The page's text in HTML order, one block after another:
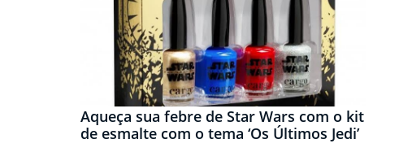
Aqueça sua febre de Star Wars com o kit
de esmalte com o tema ‘Os Últimos Jedi’